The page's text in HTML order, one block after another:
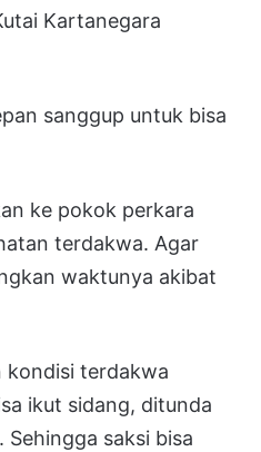
Kartanegara
sanggup untuk bisa
ke pokok perkara
terdakwa. Agar
waktunya akibat
kondisi terdakwa
ikut sidang, ditunda
saksi bisa